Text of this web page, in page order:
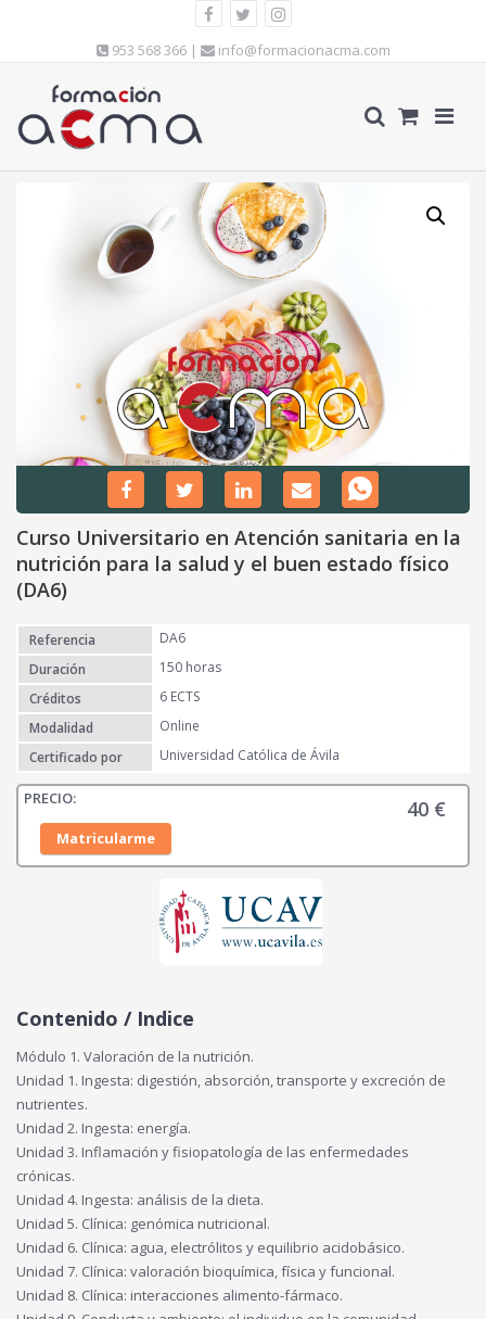
953 568 366 | info@formacionacma.com
Curso Universitario en Atención sanitaria en la
nutrición para la salud y el buen estado físico
(DA6)
Referencia
DA6
Duración
150 horas
Créditos
6 ECTS
Modalidad
Online
Certificado por
Universidad Católica de Ávila
40 €
Matricularme
Contenido / Indice
Módulo 1. Valoración de la nutrición.
Unidad 1. Ingesta: digestión, absorción, transporte y excreción de
nutrientes.
Unidad 2. Ingesta: energía.
Unidad 3. Inflamación y fisiopatología de las enfermedades
crónicas.
Unidad 4. Ingesta: análisis de la dieta.
Unidad 5. Clínica: genómica nutricional.
Unidad 6. Clínica: agua, electrólitos y equilibrio acidobásico.
Unidad 7. Clínica: valoración bioquímica, física y funcional.
Unidad 8. Clínica: interacciones alimento-fármaco.